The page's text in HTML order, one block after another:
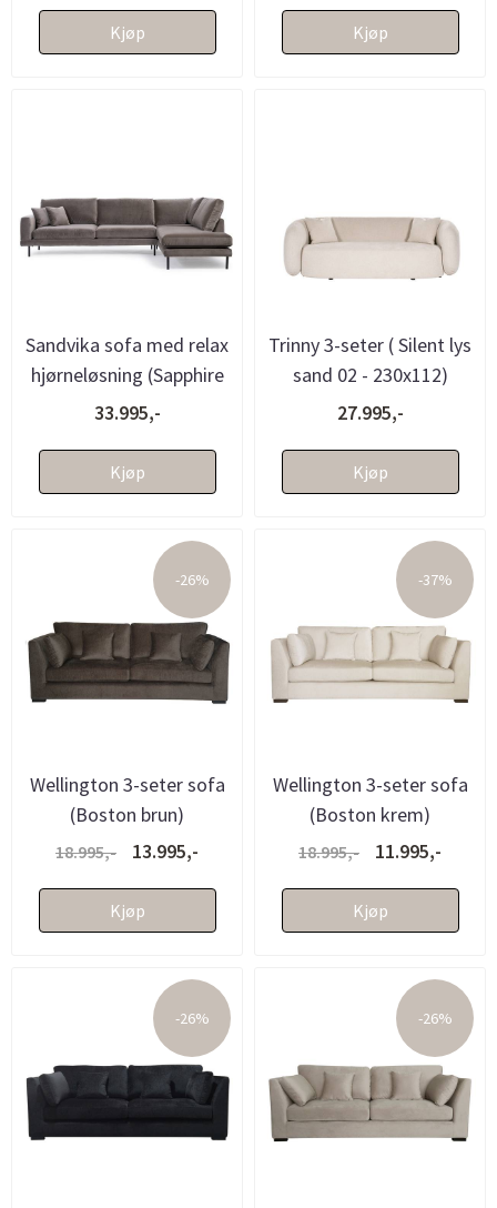
Kjøp Kjøp
Sandvika sofa med relax
hjørneløsning (Sapphire
muldvarp - 309x210 - ....
33.995,-
Kjøp
Trinny 3-seter ( Silent lys
sand 02 - 230x112)
27.995,-
Kjøp
-26%
Wellington 3-seter sofa
(Boston brun)
18.995,- 13.995,-
Kjøp
-37%
Wellington 3-seter sofa
(Boston krem)
18.995,- 11.995,-
Kjøp
-26% -26%